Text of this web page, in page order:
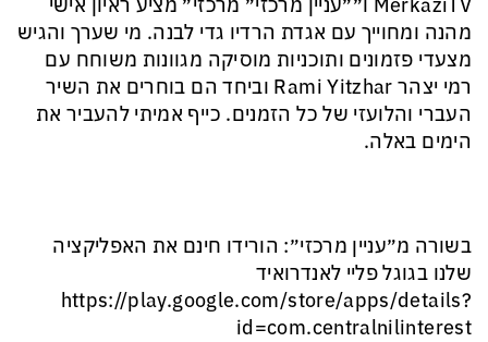
MerkaziTV ו״״עניין מרכזי״ מרכזי״ מציע ראיון אישי
מהנה ומחוייך עם אגדת הרדיו גדי לבנה. מי שערך והגיש
מצעדי פזמונים ותוכניות מוסיקה מגוונות משוחח עם
רמי יצהר Rami Yitzhar וביחד הם בוחרים את השיר
העברי והלועזי של כל הזמנים. כייף אמיתי להעביר את
הימים באלה.
בשורה מ״עניין מרכזי״: הורידו חינם את האפליקציה
שלנו בגוגל פליי לאנדרואיד
‏https://play.google.com/store/apps/details?
id=com.centralnilinterest